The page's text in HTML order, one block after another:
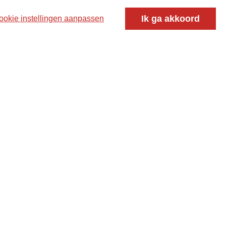
ontmoeting, vorming en gesprek voor christenen
de Nederlandse Gereformeerde Kerken.
instellingen aanpassen Ik ga akkoord